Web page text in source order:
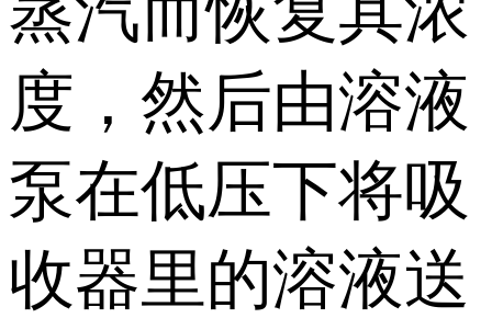
度，然后由溶液
泵在低压下将吸
收器里的溶液送